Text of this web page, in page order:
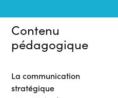
Contenu
pédagogique
La communication
stratégique